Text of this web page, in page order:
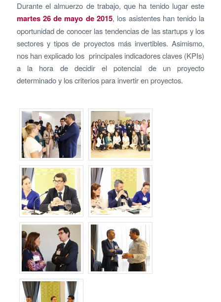
Durante el almuerzo de trabajo, que ha tenido lugar este
martes 26 de mayo de 2015, los asistentes han tenido la
oportunidad de conocer las tendencias de las startups y los
sectores y tipos de proyectos más invertibles. Asimismo,
nos han explicado los principales indicadores claves (KPIs)
a la hora de decidir el potencial de un proyecto
determinado y los criterios para invertir en proyectos.